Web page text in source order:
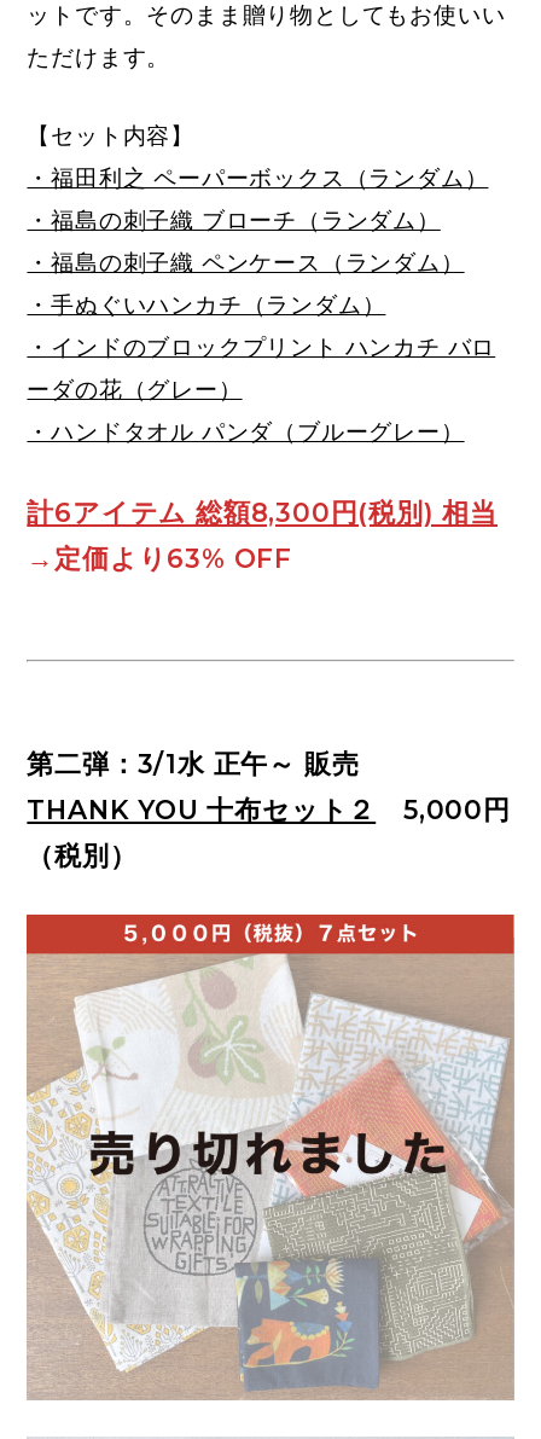
ットです。そのまま贈り物としてもお使いい
ただけます。
【セット内容】
・福田利之 ペーパーボックス（ランダム）
・福島の刺子織 ブローチ（ランダム）
・福島の刺子織 ペンケース（ランダム）
・手ぬぐいハンカチ（ランダム）
・インドのブロックプリント ハンカチ バロ
ーダの花（グレー）
・ハンドタオル パンダ（ブルーグレー）
計6アイテム 総額8,300円(税別) 相当
→定価より63% OFF
第二弾：3/1水 正午～ 販売
THANK YOU 十布セット２
5,000円
（税別）